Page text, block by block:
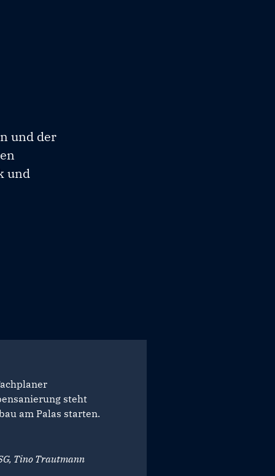
und der
und
steht
am Palas starten.
Tino Trautmann